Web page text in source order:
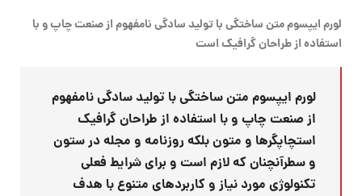
لورم ایپسوم متن ساختگی با تولید سادگی نامفهوم از صنعت چاپ و با
استفاده از طراحان گرافیک است
لورم ایپسوم متن ساختگی با تولید سادگی نامفهوم
از صنعت چاپ و با استفاده از طراحان گرافیک
استچاپگرها و متون بلکه روزنامه و مجله در ستون
و سطرآنچنان که لازم است و برای شرایط فعلی
تکنولوژی مورد نیاز و کاربردهای متنوع با هدف